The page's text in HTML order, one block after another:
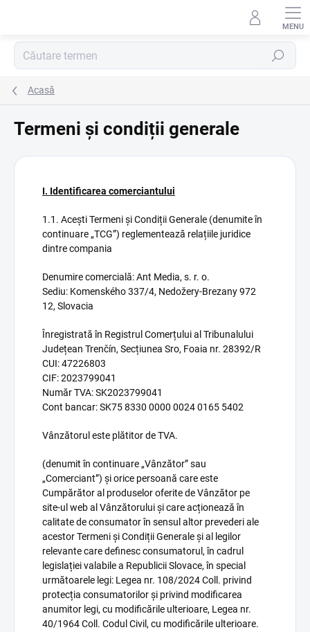
Căutare
Acasă
Termeni și condiții generale
I. Identificarea comerciantului
1.1. Acești Termeni și Condiții Generale (denumite în
continuare „TCG”) reglementează relațiile juridice
dintre compania
Denumire comercială: Ant Media, s. r. o.
Sediu: Komenského 337/4, Nedožery-Brezany 972
12, Slovacia
Înregistrată în Registrul Comerțului al Tribunalului
Județean Trenčín, Secțiunea Sro, Foaia nr. 28392/R
CUI: 47226803
CIF: 2023799041
Număr TVA: SK2023799041
Cont bancar: SK75 8330 0000 0024 0165 5402
Vânzătorul este plătitor de TVA.
(denumit în continuare „Vânzător” sau
„Comerciant”) și orice persoană care este
Cumpărător al produselor oferite de Vânzător pe
site-ul web al Vânzătorului și care acționează în
calitate de consumator în sensul altor prevederi ale
acestor Termeni și Condiții Generale și al legilor
relevante care definesc consumatorul, în cadrul
legislației valabile a Republicii Slovace, în special
următoarele legi: Legea nr. 108/2024 Coll. privind
protecția consumatorilor și privind modificarea
anumitor legi, cu modificările ulterioare, Legea nr.
40/1964 Coll. Codul Civil, cu modificările ulterioare.